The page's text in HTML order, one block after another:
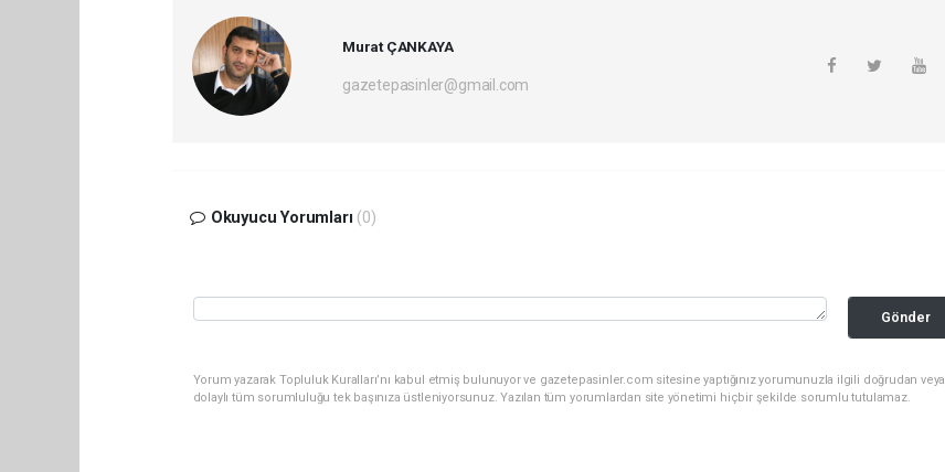
Murat ÇANKAYA
gazetepasinler@gmail.com
Okuyucu Yorumları (0)
Gönder
Yorum yazarak Topluluk Kuralları’nı kabul etmiş bulunuyor ve gazetepasinler.com sitesine yaptığınız yorumunuzla ilgili doğrudan veya
dolaylı tüm sorumluluğu tek başınıza üstleniyorsunuz. Yazılan tüm yorumlardan site yönetimi hiçbir şekilde sorumlu tutulamaz.